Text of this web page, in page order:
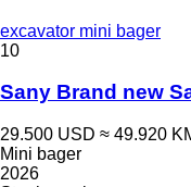
excavator mini bager
10
Sany Brand new
29.500 USD ≈ 49.920
Mini bager
2026